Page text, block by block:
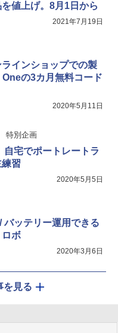
値上げ。8月1日から
2021年7月19日
インショップでの製
の3カ月無料コード
2020年5月11日
特別企画
自宅でポートレートラ
習
2020年5月5日
バッテリー運用できる
ボ
2020年3月6日
を見る